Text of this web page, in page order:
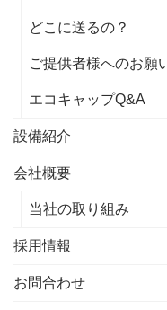
どこに送るの？
ご提供者様へのお願
エコキャップQ&A
設備紹介
会社概要
当社の取り組み
採用情報
お問合わせ